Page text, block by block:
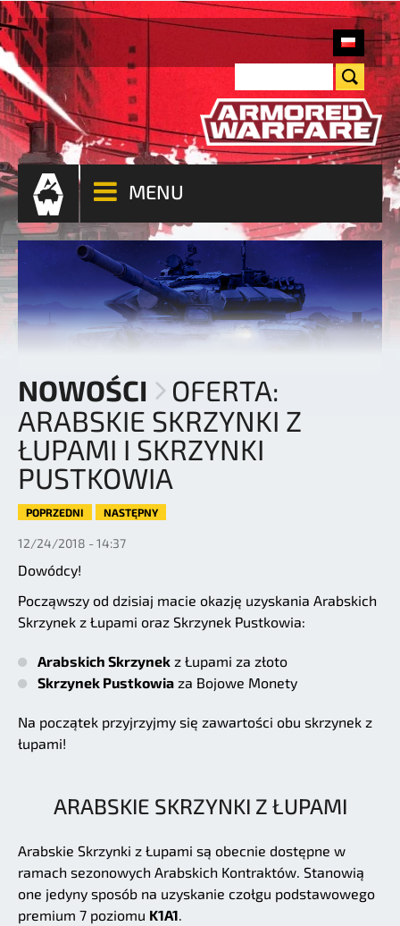
MENU
NOWOŚCI
OFERTA:
ARABSKIE SKRZYNKI Z
ŁUPAMI I SKRZYNKI
PUSTKOWIA
POPRZEDNI NASTĘPNY
12/24/2018 - 14:37
Dowódcy!
Począwszy od dzisiaj macie okazję uzyskania Arabskich
Skrzynek z Łupami oraz Skrzynek Pustkowia:
Arabskich Skrzynek z Łupami za złoto
Skrzynek Pustkowia za Bojowe Monety
Na początek przyjrzyjmy się zawartości obu skrzynek z
łupami!
ARABSKIE SKRZYNKI Z ŁUPAMI
Arabskie Skrzynki z Łupami są obecnie dostępne w
ramach sezonowych Arabskich Kontraktów. Stanowią
one jedyny sposób na uzyskanie czołgu podstawowego
premium 7 poziomu K1A1.